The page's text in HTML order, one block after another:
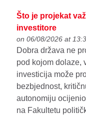
Što je projekat
investitore
on 06/08/2026 at
Dobra država ne
pod kojom dolaze,
investicija može
bezbjednost,
autonomiju
na Fakultetu